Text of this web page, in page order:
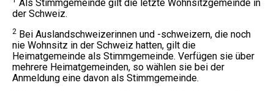
Als Stimmgemeinde gilt die letzte Wohnsitzgemeinde in
der Schweiz.
2 Bei Auslandschweizerinnen und -schweizern, die noch
nie Wohnsitz in der Schweiz hatten, gilt die
Heimatgemeinde als Stimmgemeinde. Verfügen sie über
mehrere Heimatgemeinden, so wählen sie bei der
Anmeldung eine davon als Stimmgemeinde.